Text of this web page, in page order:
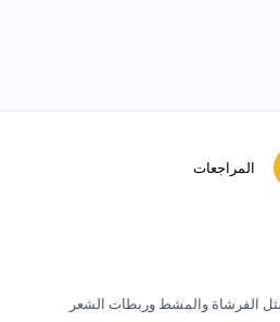
المراجعات
الفرشاة والمشط وربطات الشعر